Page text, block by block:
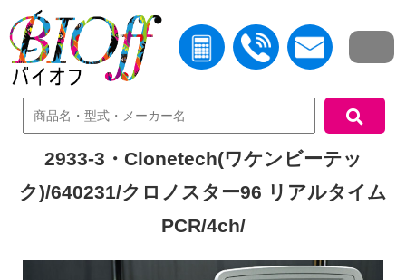
中古機器検索
2933-3・Clonetech(ワケンビーテッ
ク)/640231/クロノスター96 リアルタイム
PCR/4ch/